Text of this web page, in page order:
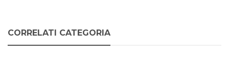
CORRELATI CATEGORIA